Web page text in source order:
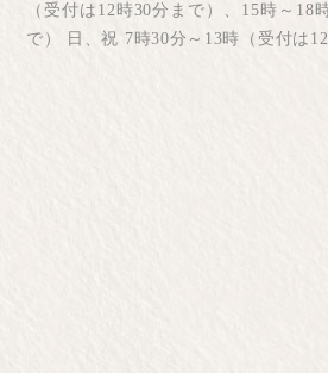
（受付は12時30分まで）、15時～18
で） 日、祝 7時30分～13時（受付は